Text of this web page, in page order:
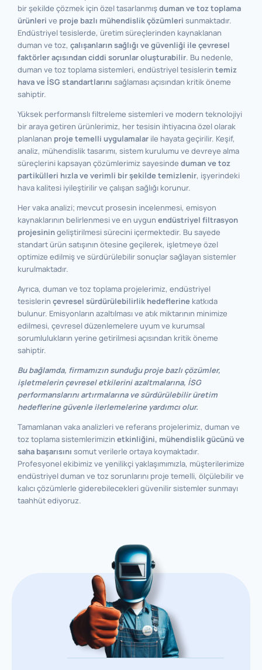
bir şekilde çözmek için özel tasarlanmışduman ve toz toplama
ürünleri ve proje bazlı mühendislik çözümleri sunmaktadır.
Endüstriyel tesislerde, üretim süreçlerinden kaynaklanan
duman ve toz, çalışanların sağlığı ve güvenliği ile çevresel
faktörler açısından ciddi sorunlar oluşturabilir. Bu nedenle,
duman ve toz toplama sistemleri, endüstriyel tesislerin temiz
hava ve İSG standartlarını sağlaması açısından kritik öneme
sahiptir.
Yüksek performanslı filtreleme sistemleri ve modern teknolojiyi
bir araya getiren ürünlerimiz, her tesisin ihtiyacına özel olarak
planlanan proje temelli uygulamalar ile hayata geçirilir. Keşif,
analiz, mühendislik tasarımı, sistem kurulumu ve devreye alma
süreçlerini kapsayan çözümlerimiz sayesinde duman ve toz
partikülleri hızla ve verimli bir şekilde temizlenir, işyerindeki
hava kalitesi iyileştirilir ve çalışan sağlığı korunur.
Her vaka analizi; mevcut prosesin incelenmesi, emisyon
kaynaklarının belirlenmesi ve en uygun endüstriyel filtrasyon
projesiningeliştirilmesi sürecini içermektedir. Bu sayede
standart ürün satışının ötesine geçilerek, işletmeye özel
optimize edilmiş ve sürdürülebilir sonuçlar sağlayan sistemler
kurulmaktadır.
Ayrıca, duman ve toz toplama projelerimiz, endüstriyel
tesislerin çevresel sürdürülebilirlik hedeflerine katkıda
bulunur. Emisyonların azaltılması ve atık miktarının minimize
edilmesi, çevresel düzenlemelere uyum ve kurumsal
sorumlulukların yerine getirilmesi açısından kritik öneme
sahiptir.
Bu bağlamda, firmamızın sunduğu proje bazlı çözümler,
işletmelerin çevresel etkilerini azaltmalarına, İSG
performanslarını artırmalarına ve sürdürülebilir üretim
hedeflerine güvenle ilerlemelerine yardımcı olur.
Tamamlanan vaka analizleri ve referans projelerimiz, duman ve
toz toplama sistemlerimizin etkinliğini, mühendislik gücünü ve
saha başarısını somut verilerle ortaya koymaktadır.
Profesyonel ekibimiz ve yenilikçi yaklaşımımızla, müşterilerimize
endüstriyel duman ve toz sorunlarını proje temelli, ölçülebilir ve
kalıcı çözümlerle giderebilecekleri güvenilir sistemler sunmayı
taahhüt ediyoruz.